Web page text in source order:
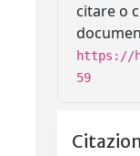
citare o
https://
59